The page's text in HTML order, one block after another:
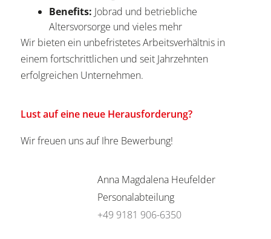
Benefits: Jobrad und betriebliche
Altersvorsorge und vieles mehr
Wir bieten ein unbefristetes Arbeitsverhältnis in
einem fortschrittlichen und seit Jahrzehnten
erfolgreichen Unternehmen.
Lust auf eine neue Herausforderung?
Wir freuen uns auf Ihre Bewerbung!
Anna Magdalena Heufelder
Personalabteilung
+49 9181 906-6350